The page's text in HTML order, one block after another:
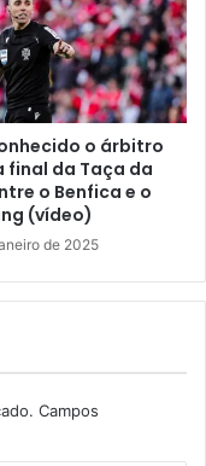
o árbitro
final da Taça da
o Benfica e o
(vídeo)
de 2025
Campos